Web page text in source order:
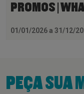
PROMOS |
01/01/2026 a 31/12/
PEÇA SUA